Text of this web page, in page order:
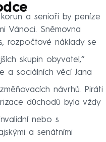
a senioři by peníze
Vánoci. Sněmovna
rozpočtové náklady se
skupin obyvatel,“
a sociálních věcí Jana
návrhů. Piráti
důchodů byla vždy
nebo s
a senátními